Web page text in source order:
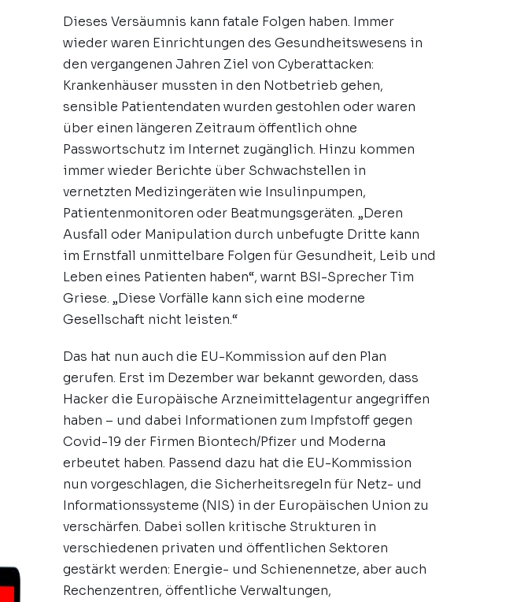
Dieses Versäumnis kann fatale Folgen haben. Immer
wieder waren Einrichtungen des Gesundheitswesens in
den vergangenen Jahren Ziel von Cyberattacken:
Krankenhäuser mussten in den Notbetrieb gehen,
sensible Patientendaten wurden gestohlen oder waren
über einen längeren Zeitraum öffentlich ohne
Passwortschutz im Internet zugänglich. Hinzu kommen
immer wieder Berichte über Schwachstellen in
vernetzten Medizingeräten wie Insulinpumpen,
Patientenmonitoren oder Beatmungsgeräten. „Deren
Ausfall oder Manipulation durch unbefugte Dritte kann
im Ernstfall unmittelbare Folgen für Gesundheit, Leib und
Leben eines Patienten haben“, warnt BSI-Sprecher Tim
Griese. „Diese Vorfälle kann sich eine moderne
Gesellschaft nicht leisten.“
Das hat nun auch die EU-Kommission auf den Plan
gerufen. Erst im Dezember war bekannt geworden, dass
Hacker die Europäische Arzneimittelagentur angegriffen
haben – und dabei Informationen zum Impfstoff gegen
Covid-19 der Firmen Biontech/Pfizer und Moderna
erbeutet haben. Passend dazu hat die EU-Kommission
nun vorgeschlagen, die Sicherheitsregeln für Netz- und
Informationssysteme (NIS) in der Europäischen Union zu
verschärfen. Dabei sollen kritische Strukturen in
verschiedenen privaten und öffentlichen Sektoren
gestärkt werden: Energie- und Schienennetze, aber auch
Rechenzentren, öffentliche Verwaltungen,